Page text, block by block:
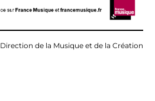
Direction de la Musique et de la Création